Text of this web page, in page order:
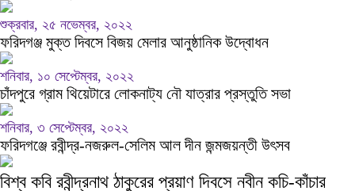
শুক্রবার, ২৫ নভেম্বর, ২০২২
ফরিদগঞ্জ মুক্ত দিবসে বিজয় মেলার আনুষ্ঠানিক উদ্বোধন
শনিবার, ১০ সেপ্টেম্বর, ২০২২
চাঁদপুরে গ্রাম থিয়েটারে লোকনাট্য নৌ যাত্রার প্রস্তুতি সভা
শনিবার, ৩ সেপ্টেম্বর, ২০২২
ফরিদগঞ্জে রবীন্দ্র-নজরুল-সেলিম আল দীন জন্মজয়ন্তী উৎসব
বিশ্ব কবি রবীন্দ্রনাথ ঠাকুরের প্রয়াণ দিবসে নবীন কচি-কাঁচার